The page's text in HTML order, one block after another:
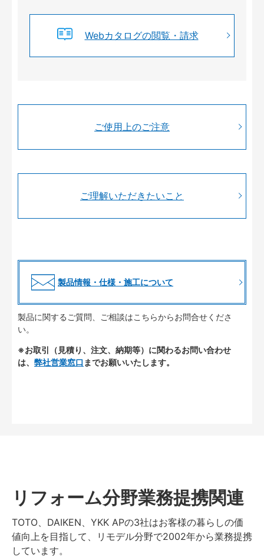
Webカタログの閲覧・請求
ご使用上のご注意
ご理解いただきたいこと
製品情報・仕様・施工について
製品に関するご質問、ご相談はこちらからお問合せくださ
い。
※お取引（見積り、注文、納期等）に関わるお問い合わせ
は、 弊社営業窓口 までお願いいたします。
リフォーム分野業務提携関連
TOTO、DAIKEN、YKK APの3社はお客様の暮らしの価
値向上を目指して、リモデル分野で2002年から業務提携
しています。